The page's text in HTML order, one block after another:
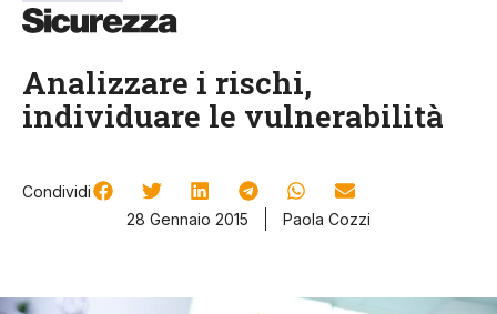
Analizzare i rischi,
individuare le vulnerabilità
Condividi
28 Gennaio 2015
Paola Cozzi